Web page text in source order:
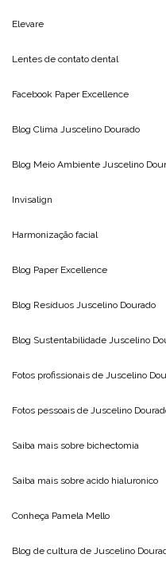
Elevare
Lentes de contato dental
Facebook Paper Excellence
Blog Clima Juscelino Dourado
Blog Meio Ambiente Juscelino
Invisalign
Harmonização facial
Blog Paper Excellence
Blog Resíduos Juscelino Dourado
Blog Sustentabilidade Juscelino
Fotos profissionais de Juscelino
Fotos pessoais de Juscelino
Saiba mais sobre bichectomia
Saiba mais sobre acido hialuronico
Conheça Pamela Mello
Blog de cultura de Juscelino